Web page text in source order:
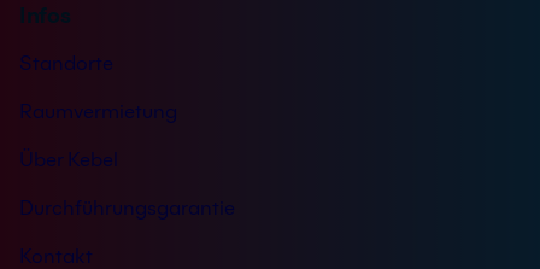
Infos
Standorte
Raumvermietung
Über Kebel
Durchführungsgarantie
Kontakt